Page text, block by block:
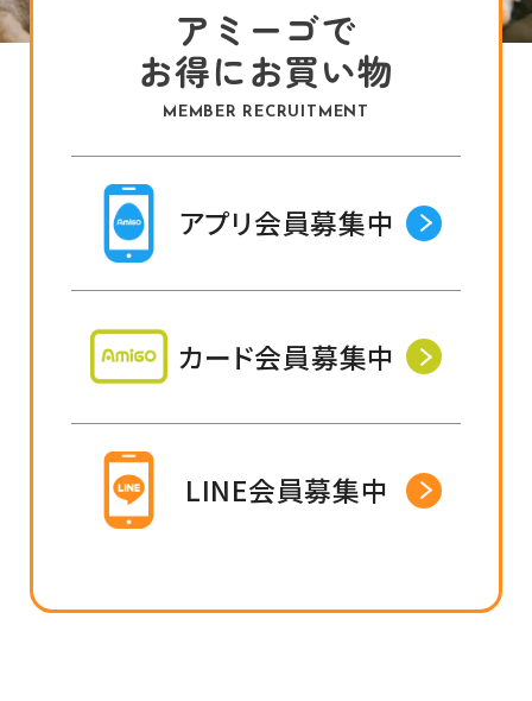
アミーゴで
お得にお買い物
MEMBER RECRUITMENT
アプリ会員募集中
カード会員募集中
LINE会員募集中